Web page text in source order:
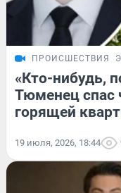
ПРОИСШЕСТВИЯ
«Кто-нибудь,
Тюменец спас
горящей
19 июля, 2026, 18:44